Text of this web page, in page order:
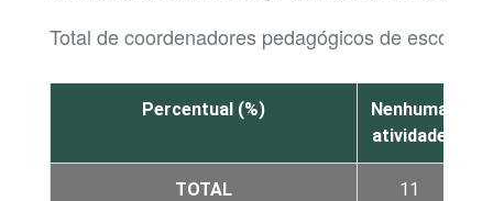
Total de coordenadores pedagógicos de escolas
Percentual (%)
Nenhuma
atividade
TOTAL 11